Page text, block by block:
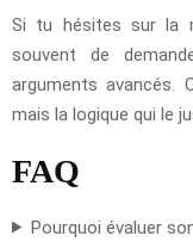
Si tu hésites sur la
souvent de
arguments avancés.
mais la logique qui le
FAQ
Pourquoi évaluer